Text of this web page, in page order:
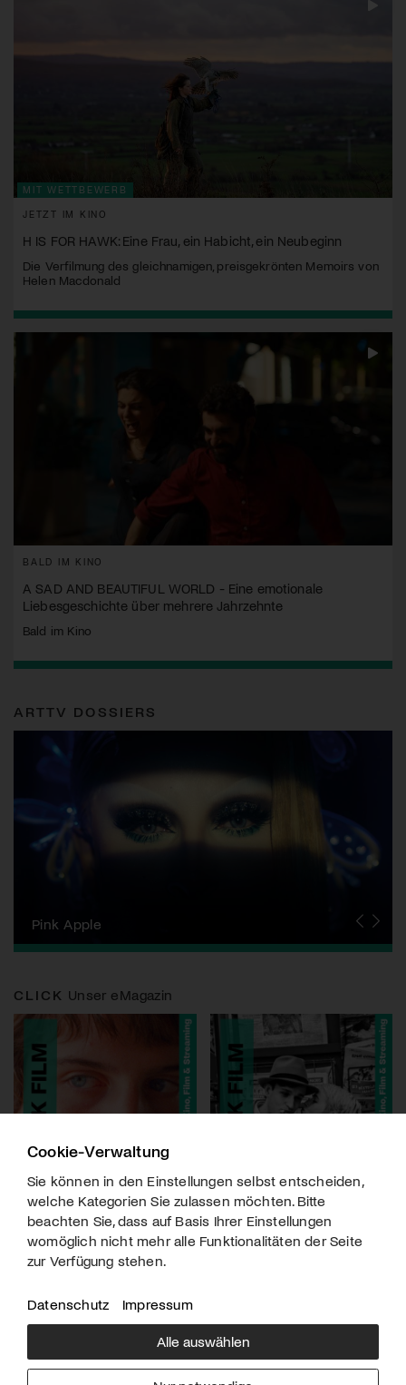
MIT WETTBEWERB
JETZT IM KINO
H IS FOR HAWK: Eine Frau, ein Habicht, ein Neubeginn
Die Verfilmung des gleichnamigen, preisgekrönten Memoirs von
Helen Macdonald
BALD IM KINO
A SAD AND BEAUTIFUL WORLD - Eine emotionale
Liebesgeschichte über mehrere Jahrzehnte
Bald im Kino
ARTTV DOSSIERS
Zurich Film Festival
Pink Apple
Locarno Film Festival
Human Rights Film Festival Zurich
Yesh! Neues aus der jüdischen Filmwelt
Neuchâtel International Fantastic Film Festival
Visions du Réel
Berlinale
Solothurner Filmtage
Geneva International Film Festival
CLICK Unser eMagazin
Über uns
Downloads
Impressum
Cookie-Verwaltung
Sie können in den Einstellungen selbst entscheiden,
welche Kategorien Sie zulassen möchten. Bitte
beachten Sie, dass auf Basis Ihrer Einstellungen
womöglich nicht mehr alle Funktionalitäten der Seite
zur Verfügung stehen.
Datenschutz Impressum
Alle auswählen